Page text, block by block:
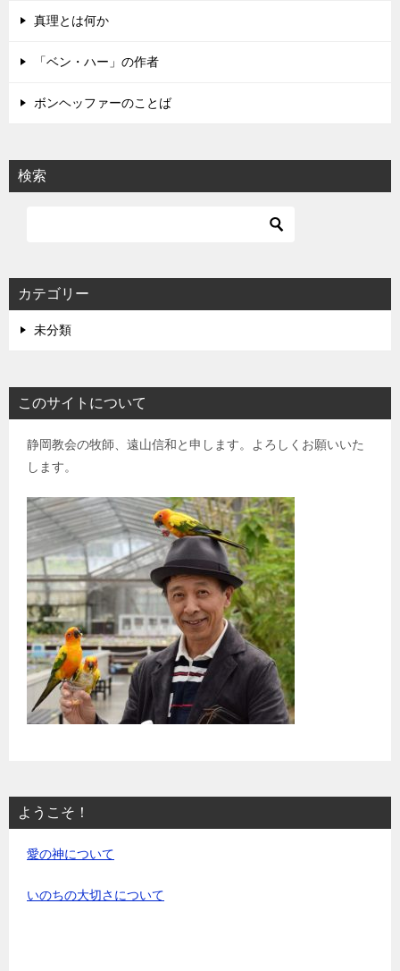
真理とは何か
「ベン・ハー」の作者
ボンヘッファーのことば
検索
カテゴリー
未分類
このサイトについて
静岡教会の牧師、遠山信和と申します。よろしくお願いいた
します。
ようこそ！
愛の神について
いのちの大切さについて